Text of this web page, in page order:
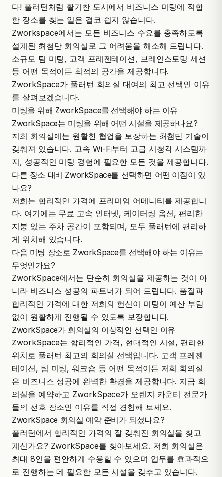
다! 풀러턴처럼 활기찬 도시에서 비즈니스 미팅에 적합
한 장소를 찾는 일은 결코 쉽지 않습니다.
Zworkspace에서는 모든 비즈니스 수요를 충족하도록
설계된 최첨단 회의실로 그 어려움을 해소해 드립니다.
소규모 팀 미팅, 고객 프레젠테이션, 브레인스토밍 세션
등 어떤 목적이든 최적의 공간을 제공합니다.
ZworkSpace가 풀러턴 회의실 대여의 최고 선택인 이유
를 살펴보겠습니다.
미팅을 위해 ZworkSpace를 선택해야 하는 이유
ZworkSpace는 미팅을 위해 어떤 시설을 제공하나요?
저희 회의실에는 원활한 협업을 보장하는 최첨단 기술이
갖춰져 있습니다. 고속 Wi-Fi부터 고급 시청각 시스템까
지, 성공적인 미팅 경험에 필요한 모든 것을 제공합니다.
다른 장소 대비 ZworkSpace를 선택하면 어떤 이점이 있
나요?
저희는 합리적인 가격에 프리미엄 어메니티를 제공합니
다. 여기에는 무료 고속 인터넷, 케이터링 옵션, 편리한
지붕 있는 주차 공간이 포함되며, 모두 풀러턴에 편리하
게 위치해 있습니다.
다음 미팅 장소로 ZworkSpace를 선택해야 하는 이유는
무엇인가요?
ZworkSpace에서는 단순히 회의실을 제공하는 것이 아
니라 비즈니스 성공의 파트너가 되어 드립니다. 품질과
합리적인 가격에 대한 저희의 헌신이 미팅이 예산 부담
없이 원활하게 진행될 수 있도록 보장합니다.
ZworkSpace가 회의실의 이상적인 선택인 이유
ZworkSpace는 합리적인 가격, 현대적인 시설, 편리한
위치로 풀러턴 최고의 회의실 선택입니다. 고객 프레젠
테이션, 팀 미팅, 워크숍 등 어떤 목적이든 저희 회의실
은 비즈니스 성공에 완벽한 환경을 제공합니다. 지금 회
의실을 예약하고 ZworkSpace가 오렌지 카운티 전문가
들의 선호 장소인 이유를 직접 경험해 보세요.
ZworkSpace 회의실 예약 준비가 되셨나요?
풀러턴에서 합리적인 가격의 잘 갖춰진 회의실을 찾고
계신가요? ZworkSpace를 찾아보세요. 저희 회의실은
최대 8인을 편안하게 수용할 수 있으며 업무를 효과적으
로 진행하는 데 필요한 모든 시설을 갖추고 있습니다.